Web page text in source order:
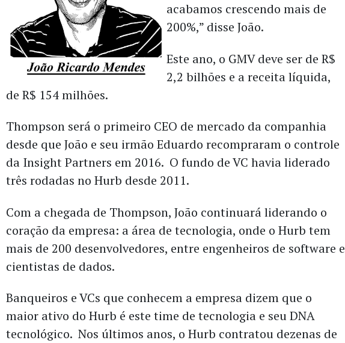
acabamos crescendo mais de
200%,” disse João.
Este ano, o GMV deve ser de R$
2,2 bilhões e a receita líquida,
de R$ 154 milhões.
Thompson será o primeiro CEO de mercado da companhia
desde que João e seu irmão Eduardo recompraram o controle
da Insight Partners em 2016. O fundo de VC havia liderado
três rodadas no Hurb desde 2011.
Com a chegada de Thompson, João continuará liderando o
coração da empresa: a área de tecnologia, onde o Hurb tem
mais de 200 desenvolvedores, entre engenheiros de software e
cientistas de dados.
Banqueiros e VCs que conhecem a empresa dizem que o
maior ativo do Hurb é este time de tecnologia e seu DNA
tecnológico. Nos últimos anos, o Hurb contratou dezenas de